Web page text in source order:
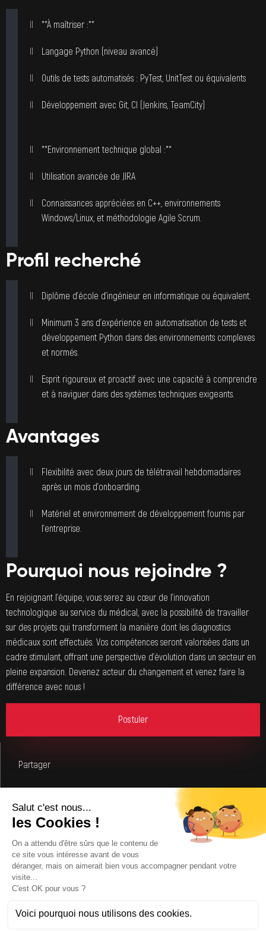
**À maîtriser :**
Langage Python (niveau avancé)
Outils de tests automatisés : PyTest, UnitTest ou équivalents
Développement avec Git, CI (Jenkins, TeamCity)
**Environnement technique global :**
Utilisation avancée de JIRA
Connaissances appréciées en C++, environnements
Windows/Linux, et méthodologie Agile Scrum.
Profil recherché
Diplôme d’école d’ingénieur en informatique ou équivalent.
Minimum 3 ans d’expérience en automatisation de tests et
développement Python dans des environnements complexes
et normés.
Esprit rigoureux et proactif avec une capacité à comprendre
et à naviguer dans des systèmes techniques exigeants.
Avantages
Flexibilité avec deux jours de télétravail hebdomadaires
après un mois d’onboarding.
Matériel et environnement de développement fournis par
l’entreprise.
Pourquoi nous rejoindre ?
En rejoignant l’équipe, vous serez au cœur de l’innovation
technologique au service du médical, avec la possibilité de travailler
sur des projets qui transforment la manière dont les diagnostics
médicaux sont effectués. Vos compétences seront valorisées dans un
cadre stimulant, offrant une perspective d’évolution dans un secteur en
pleine expansion. Devenez acteur du changement et venez faire la
différence avec nous !
Postuler
Partager
Compétences
BACKEND DEVELOPER
QA / TEST ENGINEER